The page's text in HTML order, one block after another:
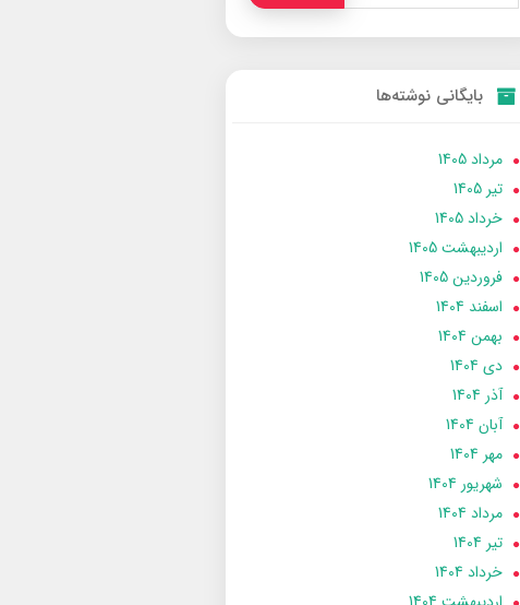
بایگانی نوشته‌ها
مرداد 1405
تير 1405
خرداد 1405
ارديبهشت 1405
فروردین 1405
اسفند 1404
بهمن 1404
دی 1404
آذر 1404
آبان 1404
مهر 1404
شهریور 1404
مرداد 1404
تير 1404
خرداد 1404